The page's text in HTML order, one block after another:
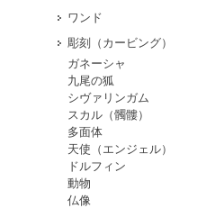
ワンド
彫刻（カービング）
ガネーシャ
九尾の狐
シヴァリンガム
スカル（髑髏）
多面体
天使（エンジェル）
ドルフィン
動物
仏像